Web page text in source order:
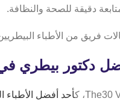
دقيقة للصحة والنظافة.
فريق من الأطباء
دكتور بيطري
أحد أفضل الأطباء